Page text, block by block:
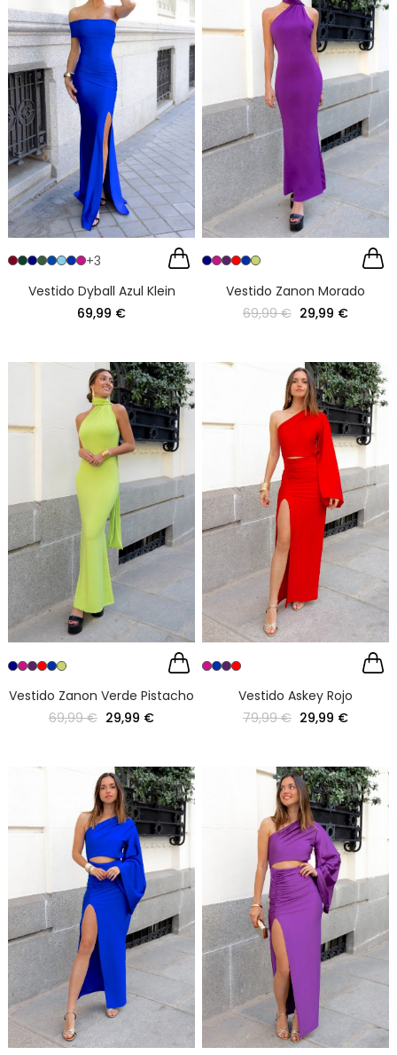
+3
Vestido Dyball Azul Klein
69,99 €
Vestido Zanon Morado
69,99 € 29,99 €
Vestido Zanon Verde Pistacho
69,99 € 29,99 €
Vestido Askey Rojo
79,99 € 29,99 €